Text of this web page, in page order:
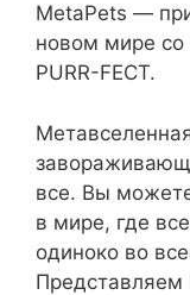
MetaPets —
новом мире со
PURR-FECT.
все. Вы
в мире, где
одиноко во
Представляем